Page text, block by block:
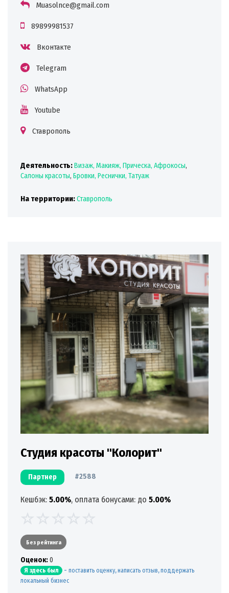
Muasolnce@gmail.com
89899981537
Вконтакте
Telegram
WhatsApp
Youtube
Ставрополь
Деятельность:Визаж, Макияж, Прическа, Афрокосы,
Салоны красоты, Бровки, Реснички, Татуаж
На территории:Ставрополь
Студия красоты "Колорит"
Партнер #2588
Кешбэк: 5.00%, оплата бонусами: до 5.00%
Без рейтинга
Oценок:0
Я здесь был - поставить оценку, написать отзыв, поддержать
локальный бизнес